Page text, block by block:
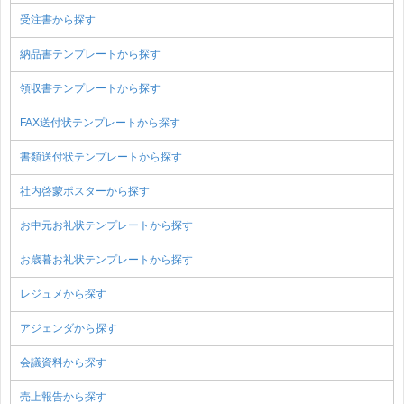
受注書から探す
納品書テンプレートから探す
領収書テンプレートから探す
FAX送付状テンプレートから探す
書類送付状テンプレートから探す
社内啓蒙ポスターから探す
お中元お礼状テンプレートから探す
お歳暮お礼状テンプレートから探す
レジュメから探す
アジェンダから探す
会議資料から探す
売上報告から探す